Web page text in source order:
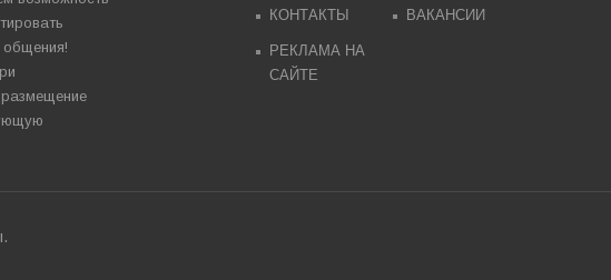
общения!
КОНТАКТЫ ВАКАНСИИ
РЕКЛАМА НА
САЙТЕ